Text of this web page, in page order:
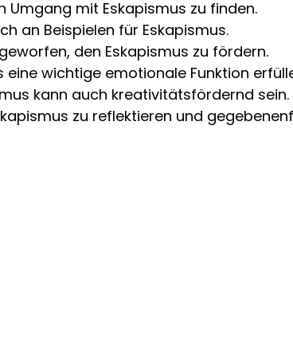
Umgang mit Eskapismus zu finden.
an Beispielen für Eskapismus.
den Eskapismus zu fördern.
eine wichtige emotionale Funktion
kann auch kreativitätsfördernd sein.
zu reflektieren und